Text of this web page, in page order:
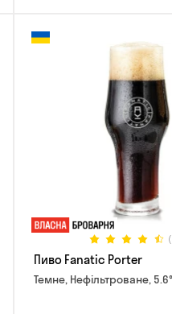
Пиво Fanatic Porter
Темне, Нефільтроване, 5.6°